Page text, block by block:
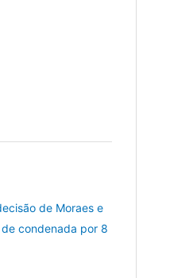
de Moraes e
condenada por 8